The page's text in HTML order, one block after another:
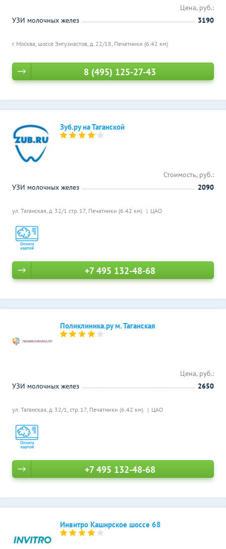
г. Москва, шоссе Энтузиастов, д. 22/18, Печатники (6.42 км)
Цена, руб.:
УЗИ молочных желез
3190
8 (495) 125-27-43
Зуб.ру на Таганской
ул. Таганская, д. 32/1 стр. 17, Печатники (6.42 км) ЦАО
Стоимость, руб.:
УЗИ молочных желез
2090
+7 495 132-48-68
Поликлиника.ру м. Таганская
ул. Таганская, д. 32/1, стр. 17, Печатники (6.42 км) ЦАО
Цена, руб.:
УЗИ молочных желез
2650
+7 495 132-48-68
Инвитро Каширское шоссе 68